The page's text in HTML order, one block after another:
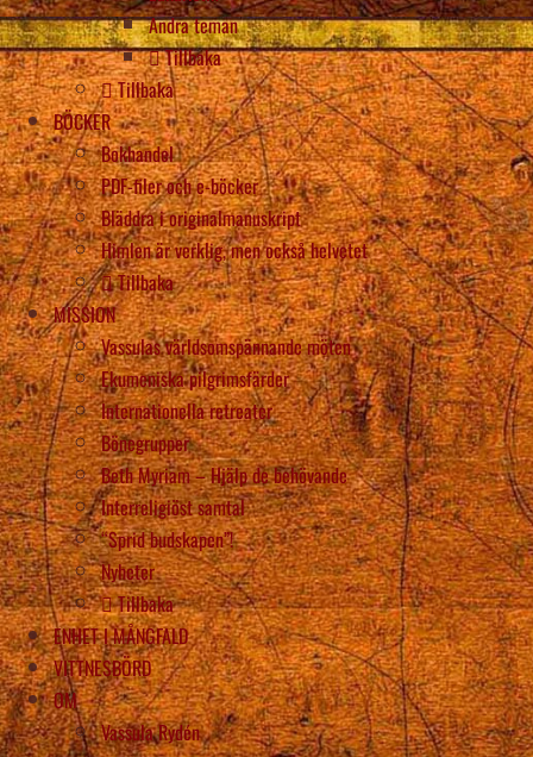
Andra teman
Tillbaka
Tillbaka
BÖCKER
Bokhandel
PDF-filer och e-böcker
Bläddra i originalmanuskript
Himlen är verklig, men också helvetet
Tillbaka
MISSION
Vassulas världsomspännande möten
Ekumeniska pilgrimsfärder
Internationella retreater
Bönegrupper
Beth Myriam – Hjälp de behövande
Interreligiöst samtal
“Sprid budskapen”!
Nyheter
Tillbaka
ENHET I MÅNGFALD
VITTNESBÖRD
OM
Vassula Rydén